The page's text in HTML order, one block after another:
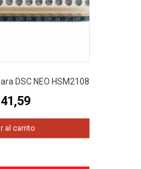
DSC NEO HSM2108
41,59
al carrito